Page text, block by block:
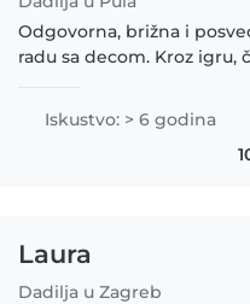
Odgovorna, brižna i
radu sa decom. Kroz igru,
podsticajno okruženje za
mališane 🤗
Iskustvo: > 6 godina
Laura
Dadilja u Zagreb